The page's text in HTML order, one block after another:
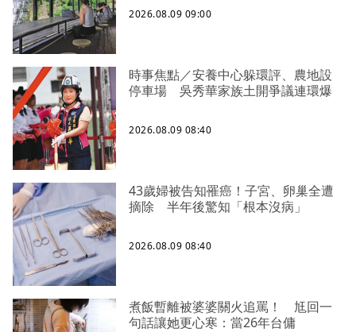
2026.08.09 09:00
時事焦點／安養中心躲環評、農地設
停車場 吳秀華家族土開爭議連環爆
2026.08.09 08:40
43歲婦被告知罹癌！子宮、卵巢全遭
摘除 半年後驚知「根本沒病」
2026.08.09 08:40
煮飯暫離被婆婆關火追罵！ 尪回一
句話讓她更心寒：當26年台傭